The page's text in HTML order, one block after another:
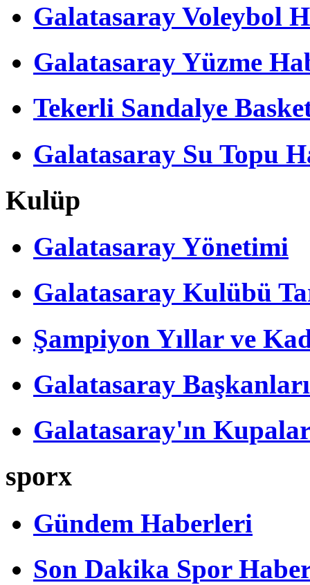
Galatasaray Voleybol
Galatasaray Yüzme
Tekerli Sandalye
Galatasaray Su Topu
Kulüp
Galatasaray Yönetimi
Galatasaray Kulübü
Şampiyon Yıllar ve
Galatasaray Başkanları
Galatasaray'ın
sporx
Gündem Haberleri
Son Dakika Spor